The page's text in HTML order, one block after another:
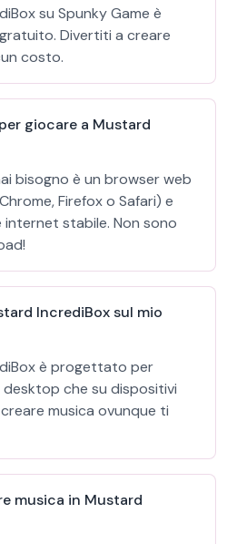
su Spunky Game è
Divertiti a creare
costo.
giocare a Mustard
bisogno è un browser web
Firefox o Safari) e
internet stabile. Non sono
IncrediBox sul mio
è progettato per
desktop che su dispositivi
musica ovunque ti
musica in Mustard